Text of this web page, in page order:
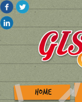
HOME